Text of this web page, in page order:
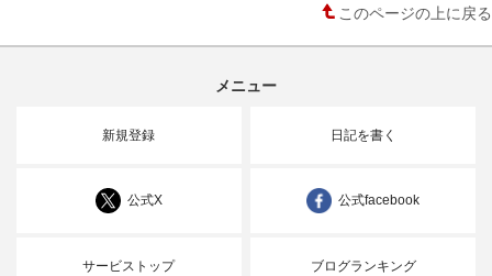
このページの上に戻る
メニュー
新規登録 日記を書く
公式X 公式facebook
サービストップ ブログランキング